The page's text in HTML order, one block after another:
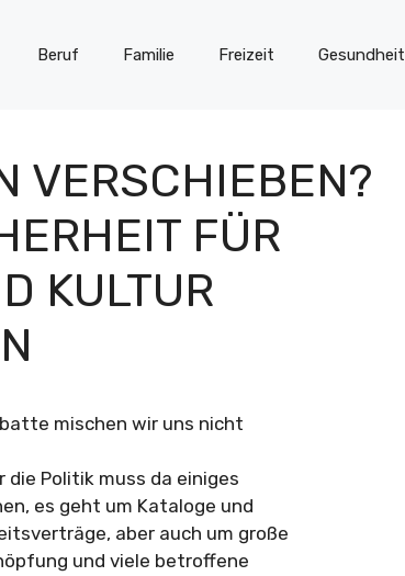
Beruf Familie Freizeit Gesundheit
VERSCHIEBEN?
FÜR
KULTUR
mischen wir uns nicht
die Politik muss da einiges
es geht um Kataloge und
aber auch um große
und viele betroffene